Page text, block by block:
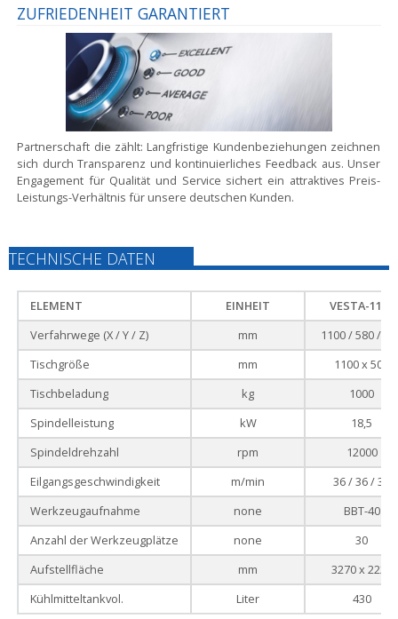
ZUFRIEDENHEIT GARANTIERT
Partnerschaft die zählt: Langfristige Kundenbeziehungen zeichnen
sich durch Transparenz und kontinuierliches Feedback aus. Unser
Engagement für Qualität und Service sichert ein attraktives Preis-
Leistungs-Verhältnis für unsere deutschen Kunden.
TECHNISCHE DATEN
ELEMENT EINHEIT
VESTA-1100
Verfahrwege (X / Y / Z)
mm
1100 / 580 /
Tischgröße
mm
1100 x 502
Tischbeladung
kg
1000
Spindelleistung
kW
18,5
Spindeldrehzahl
rpm
12000
Eilgangsgeschwindigkeit
m/min
36 / 36 / 36
Werkzeugaufnahme
none
BBT-40
Anzahl der Werkzeugplätze
none
30
Aufstellfläche
mm
3270 x 2225
Kühlmitteltankvol.
Liter 430